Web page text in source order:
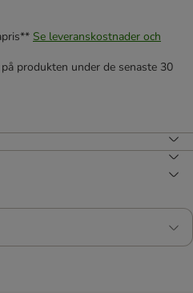
Se leveranskostnader och
produkten under de senaste 30